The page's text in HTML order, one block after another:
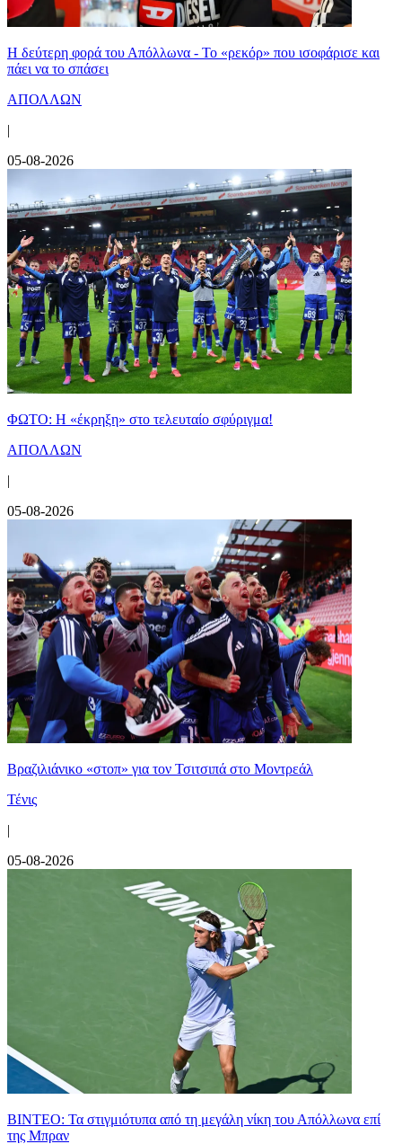
Η δεύτερη φορά του Απόλλωνα - Το «ρεκόρ» που ισοφάρισε και
πάει να το σπάσει
ΑΠΟΛΛΩΝ
|
05-08-2026
ΦΩΤΟ: Η «έκρηξη» στο τελευταίο σφύριγμα!
ΑΠΟΛΛΩΝ
|
05-08-2026
Βραζιλιάνικο «στοπ» για τον Τσιτσιπά στο Μοντρεάλ
Τένις
|
05-08-2026
ΒΙΝΤΕΟ: Τα στιγμιότυπα από τη μεγάλη νίκη του Απόλλωνα επί
της Μπραν